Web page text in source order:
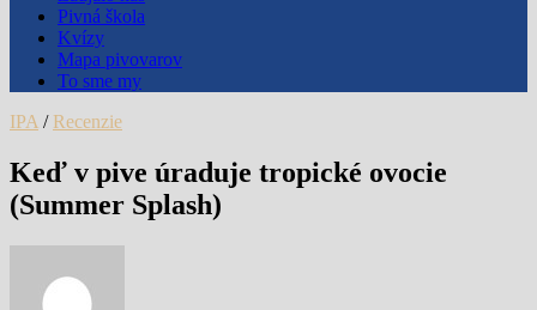
Pivná škola
Kvízy
Mapa pivovarov
To sme my
IPA / Recenzie
Keď v pive úraduje tropické ovocie
(Summer Splash)